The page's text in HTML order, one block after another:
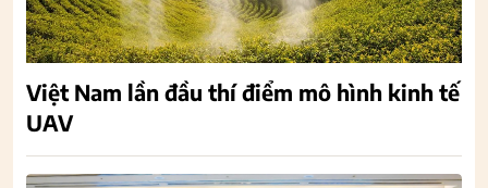
Việt Nam lần đầu thí điểm mô hình kinh tế
UAV